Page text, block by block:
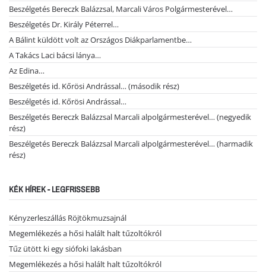
Beszélgetés Bereczk Balázzsal, Marcali Város Polgármesterével…
Beszélgetés Dr. Király Péterrel…
A Bálint küldött volt az Országos Diákparlamentbe…
A Takács Laci bácsi lánya…
Az Edina…
Beszélgetés id. Kőrösi Andrással… (második rész)
Beszélgetés id. Kőrösi Andrással…
Beszélgetés Bereczk Balázzsal Marcali alpolgármesterével… (negyedik
rész)
Beszélgetés Bereczk Balázzsal Marcali alpolgármesterével… (harmadik
rész)
KÉK HÍREK - LEGFRISSEBB
Kényzerleszállás Röjtökmuzsajnál
Megemlékezés a hősi halált halt tűzoltókról
Tűz ütött ki egy siófoki lakásban
Megemlékezés a hősi halált halt tűzoltókról